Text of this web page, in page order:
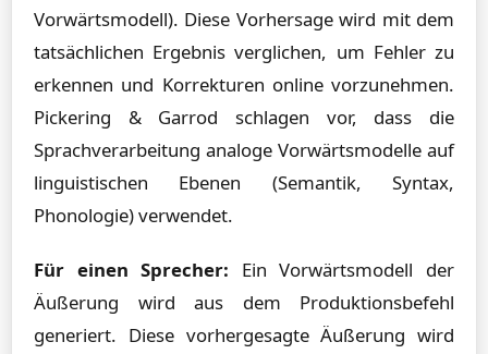
Vorwärtsmodell). Diese Vorhersage wird mit dem
tatsächlichen Ergebnis verglichen, um Fehler zu
erkennen und Korrekturen online vorzunehmen.
Pickering & Garrod schlagen vor, dass die
Sprachverarbeitung analoge Vorwärtsmodelle auf
linguistischen Ebenen (Semantik, Syntax,
Phonologie) verwendet.
Für einen Sprecher: Ein Vorwärtsmodell der
Äußerung wird aus dem Produktionsbefehl
generiert. Diese vorhergesagte Äußerung wird